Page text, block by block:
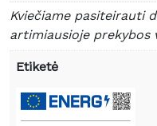
Kviečiame pasiteirauti
artimiausioje prekybos
Etiketė